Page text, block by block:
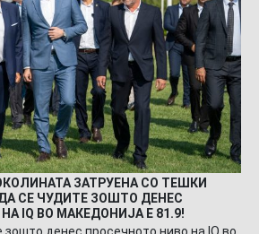
ЗАТРУЕНА СО ТЕШКИ
СЕ ЧУДИТЕ ЗОШТО ДЕНЕС
IQ ВО МАКЕДОНИЈА Е 81.9!
зошто денес просечното ниво на IQ во